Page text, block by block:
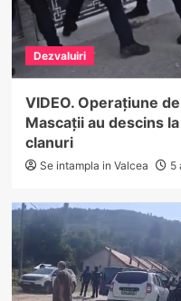
Dezvaluiri
VIDEO. Operațiune
Mascații au descins
clanuri
Se intampla in Valcea 5